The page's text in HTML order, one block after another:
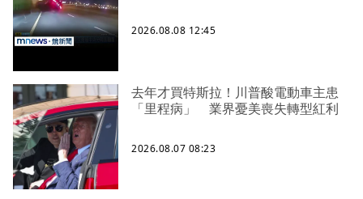
2026.08.08 12:45
去年才買特斯拉！川普酸電動車主患
「里程病」 業界憂美喪失轉型紅利
2026.08.07 08:23